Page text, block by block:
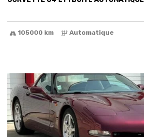
105000 km Automatique
5